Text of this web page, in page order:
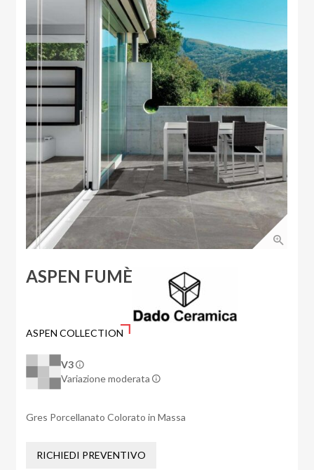
ASPEN FUMÈ
ASPEN COLLECTION
V3
Variazione moderata
Gres Porcellanato Colorato in Massa
RICHIEDI PREVENTIVO